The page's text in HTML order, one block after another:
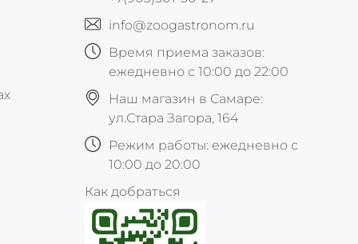
info@zoogastronom.ru
Время приема заказов:
ежедневно с 10:00 до 22:00
Наш магазин в Самаре:
ул.Стара Загора, 164
Режим работы: ежедневно с
10:00 до 20:00
Как добраться